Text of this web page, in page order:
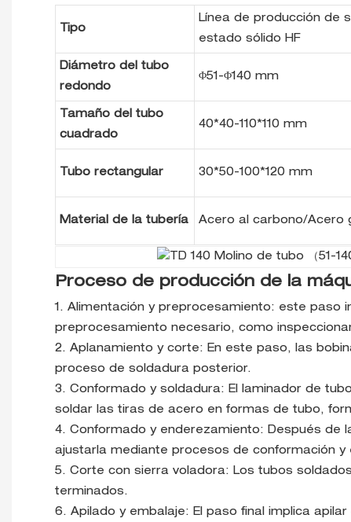
Tipo
Línea de producción de
estado sólido HF
Diámetro del tubo
redondo
Φ51-Φ140 mm
Tamaño del tubo
cuadrado
40*40-110*110 mm
Tubo rectangular 30*50-100*120 mm
Material de la tubería Acero al carbono/Acero
Proceso de producción de la
1. Alimentación y preprocesamiento: este paso
preprocesamiento necesario, como
2. Aplanamiento y corte: En este paso, las
proceso de soldadura posterior.
3. Conformado y soldadura: El laminador de
soldar las tiras de acero en formas de tubo,
4. Conformado y enderezamiento: Después de
ajustarla mediante procesos de conformación
5. Corte con sierra voladora: Los tubos
terminados.
6. Apilado y embalaje: El paso final implica